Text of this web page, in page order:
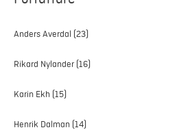
Anders Averdal (23)
Rikard Nylander (16)
Karin Ekh (15)
Henrik Dalman (14)